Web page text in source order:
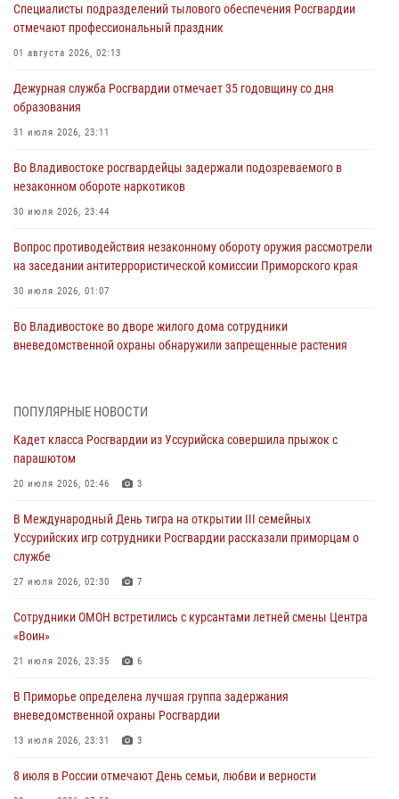
Специалисты подразделений тылового обеспечения Росгвардии
отмечают профессиональный праздник
01 августа 2026, 02:13
Дежурная служба Росгвардии отмечает 35 годовщину со дня
образования
31 июля 2026, 23:11
Во Владивостоке росгвардейцы задержали подозреваемого в
незаконном обороте наркотиков
30 июля 2026, 23:44
Вопрос противодействия незаконному обороту оружия рассмотрели
на заседании антитеррористической комиссии Приморского края
30 июля 2026, 01:07
Во Владивостоке во дворе жилого дома сотрудники
вневедомственной охраны обнаружили запрещенные растения
В День Крещения Руси в Князь-Владимирском храме – Главном
ходом
28 июля 2026, 10:29
посвященном Дню Крещения Руси
28 июля 2026, 05:39 3
В Международный День тигра на открытии III семейных
службе
разрешительной работы Росгвардии напомнили гражданам, как
сдать оружие за вознаграждение
23 июля 2026, 22:45
ПОПУЛЯРНЫЕ НОВОСТИ
Кадет класса Росгвардии из Уссурийска совершила прыжок с
парашютом
20 июля 2026, 02:46 3
В Международный День тигра на открытии III семейных
Уссурийских игр сотрудники Росгвардии рассказали приморцам о
службе
27 июля 2026, 02:30 7
Сотрудники ОМОН встретились с курсантами летней смены Центра
«Воин»
21 июля 2026, 23:35 6
В Приморье определена лучшая группа задержания
вневедомственной охраны Росгвардии
13 июля 2026, 23:31 3
8 июля в России отмечают День семьи, любви и верности